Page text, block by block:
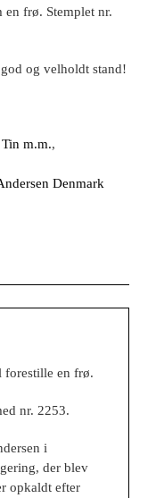
frø. Stemplet nr.
og velholdt stand!
m.m.,
Denmark
forestille en frø.
nr. 2253.
i
der blev
opkaldt efter